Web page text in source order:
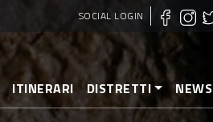
SOCIAL LOGIN
ITINERARI DISTRETTI NEWS